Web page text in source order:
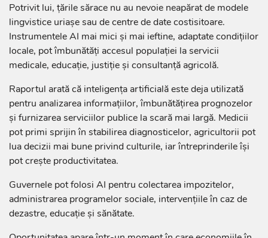
Potrivit lui, țările sărace nu au nevoie neapărat de modele
lingvistice uriașe sau de centre de date costisitoare.
Instrumentele AI mai mici și mai ieftine, adaptate condițiilor
locale, pot îmbunătăți accesul populației la servicii
medicale, educație, justiție și consultanță agricolă.
Raportul arată că inteligența artificială este deja utilizată
pentru analizarea informațiilor, îmbunătățirea prognozelor
și furnizarea serviciilor publice la scară mai largă. Medicii
pot primi sprijin în stabilirea diagnosticelor, agricultorii pot
lua decizii mai bune privind culturile, iar întreprinderile își
pot crește productivitatea.
Guvernele pot folosi AI pentru colectarea impozitelor,
administrarea programelor sociale, intervențiile în caz de
dezastre, educație și sănătate.